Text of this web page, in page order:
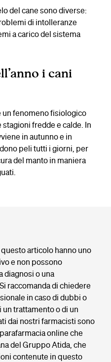
del cane sono diverse:
di intolleranze
a carico del sistema
i cani
un fenomeno fisiologico
fredde e calde. In
in autunno e in
peli tutti i giorni, per
del manto in maniera
articolo hanno uno
e non possono
diagnosi o una
raccomanda di chiedere
in caso di dubbi o
un trattamento o di un
dai nostri farmacisti sono
online che
del Gruppo Atida, che
contenute in questo